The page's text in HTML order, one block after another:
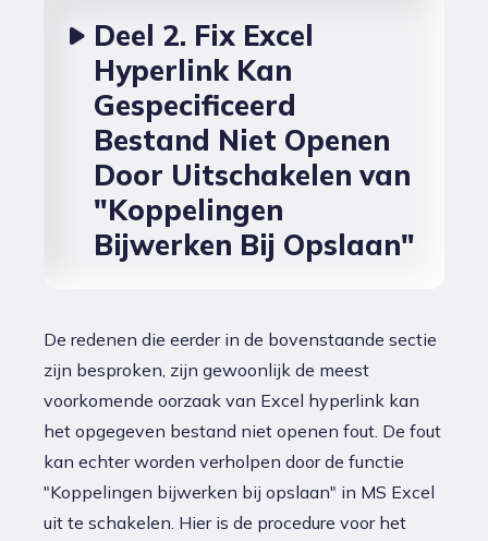
Deel 2. Fix Excel
Hyperlink Kan
Gespecificeerd
Bestand Niet Openen
Door Uitschakelen van
"Koppelingen
Bijwerken Bij Opslaan"
De redenen die eerder in de bovenstaande sectie
zijn besproken, zijn gewoonlijk de meest
voorkomende oorzaak van Excel hyperlink kan
het opgegeven bestand niet openen fout. De fout
kan echter worden verholpen door de functie
"Koppelingen bijwerken bij opslaan" in MS Excel
uit te schakelen. Hier is de procedure voor het